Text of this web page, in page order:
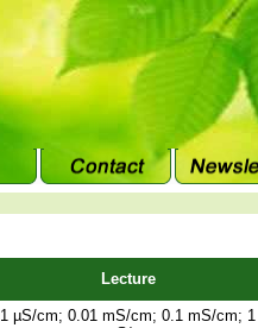
Lecture
1 µS/cm; 0.01 mS/cm; 0.1 mS/cm; 1